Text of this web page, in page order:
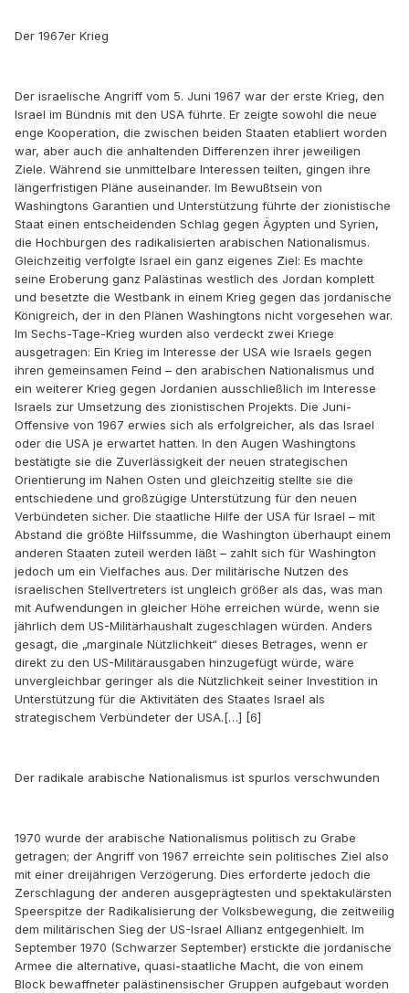
Der 1967er Krieg
Der israelische Angriff vom 5. Juni 1967 war der erste Krieg, den
Israel im Bündnis mit den USA führte. Er zeigte sowohl die neue
enge Kooperation, die zwischen beiden Staaten etabliert worden
war, aber auch die anhaltenden Differenzen ihrer jeweiligen
Ziele. Während sie unmittelbare Interessen teilten, gingen ihre
längerfristigen Pläne auseinander. Im Bewußtsein von
Washingtons Garantien und Unterstützung führte der zionistische
Staat einen entscheidenden Schlag gegen Ägypten und Syrien,
die Hochburgen des radikalisierten arabischen Nationalismus.
Gleichzeitig verfolgte Israel ein ganz eigenes Ziel: Es machte
seine Eroberung ganz Palästinas westlich des Jordan komplett
und besetzte die Westbank in einem Krieg gegen das jordanische
Königreich, der in den Plänen Washingtons nicht vorgesehen war.
Im Sechs-Tage-Krieg wurden also verdeckt zwei Kriege
ausgetragen: Ein Krieg im Interesse der USA wie Israels gegen
ihren gemeinsamen Feind – den arabischen Nationalismus und
ein weiterer Krieg gegen Jordanien ausschließlich im Interesse
Israels zur Umsetzung des zionistischen Projekts. Die Juni-
Offensive von 1967 erwies sich als erfolgreicher, als das Israel
oder die USA je erwartet hatten. In den Augen Washingtons
bestätigte sie die Zuverlässigkeit der neuen strategischen
Orientierung im Nahen Osten und gleichzeitig stellte sie die
entschiedene und großzügige Unterstützung für den neuen
Verbündeten sicher. Die staatliche Hilfe der USA für Israel – mit
Abstand die größte Hilfssumme, die Washington überhaupt einem
anderen Staaten zuteil werden läßt – zahlt sich für Washington
jedoch um ein Vielfaches aus. Der militärische Nutzen des
israelischen Stellvertreters ist ungleich größer als das, was man
mit Aufwendungen in gleicher Höhe erreichen würde, wenn sie
jährlich dem US-Militärhaushalt zugeschlagen würden. Anders
gesagt, die „marginale Nützlichkeit“ dieses Betrages, wenn er
direkt zu den US-Militärausgaben hinzugefügt würde, wäre
unvergleichbar geringer als die Nützlichkeit seiner Investition in
Unterstützung für die Aktivitäten des Staates Israel als
strategischem Verbündeter der USA.[…] [6]
Der radikale arabische Nationalismus ist spurlos verschwunden
1970 wurde der arabische Nationalismus politisch zu Grabe
getragen; der Angriff von 1967 erreichte sein politisches Ziel also
mit einer dreijährigen Verzögerung. Dies erforderte jedoch die
Zerschlagung der anderen ausgeprägtesten und spektakulärsten
Speerspitze der Radikalisierung der Volksbewegung, die zeitweilig
dem militärischen Sieg der US-Israel Allianz entgegenhielt. Im
September 1970 (Schwarzer September) erstickte die jordanische
Armee die alternative, quasi-staatliche Macht, die von einem
Block bewaffneter palästinensischer Gruppen aufgebaut worden